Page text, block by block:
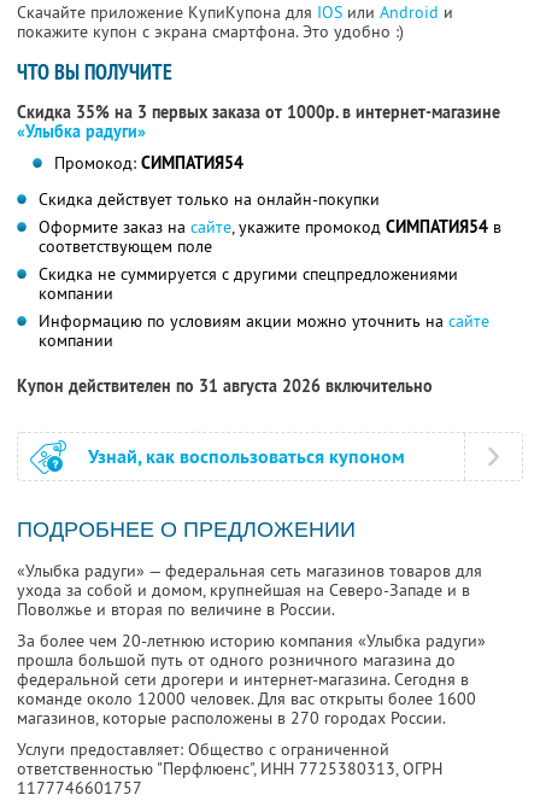
Скачайте приложение КупиКупона для IOS или Android и
покажите купон с экрана смартфона. Это удобно :)
ЧТО ВЫ ПОЛУЧИТЕ
Скидка 35% на 3 первых заказа от 1000р. в интернет-магазине
«Улыбка радуги»
Промокод: СИМПАТИЯ54
Скидка действует только на онлайн-покупки
Оформите заказ на сайте, укажите промокод СИМПАТИЯ54 в
соответствующем поле
Скидка не суммируется с другими спецпредложениями
компании
Информацию по условиям акции можно уточнить на сайте
компании
Купон действителен по 31 августа 2026 включительно
Узнай, как воспользоваться купоном
ПОДРОБНЕЕ О ПРЕДЛОЖЕНИИ
«Улыбка радуги» — федеральная сеть магазинов товаров для
ухода за собой и домом, крупнейшая на Северо-Западе и в
Поволжье и вторая по величине в России.
За более чем 20-летнюю историю компания «Улыбка радуги»
прошла большой путь от одного розничного магазина до
федеральной сети дрогери и интернет-магазина. Сегодня в
команде около 12000 человек. Для вас открыты более 1600
магазинов, которые расположены в 270 городах России.
Услуги предоставляет: Общество с ограниченной
ответственностью "Перфлюенс", ИНН 7725380313, ОГРН
1177746601757